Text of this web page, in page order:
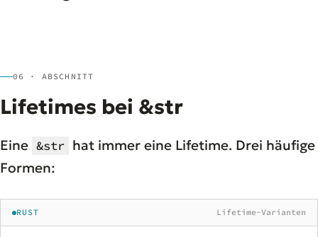
06 · ABSCHNITT
Lifetimes bei &str
Eine &str hat immer eine Lifetime. Drei häufige
Formen:
RUST Lifetime-Varianten